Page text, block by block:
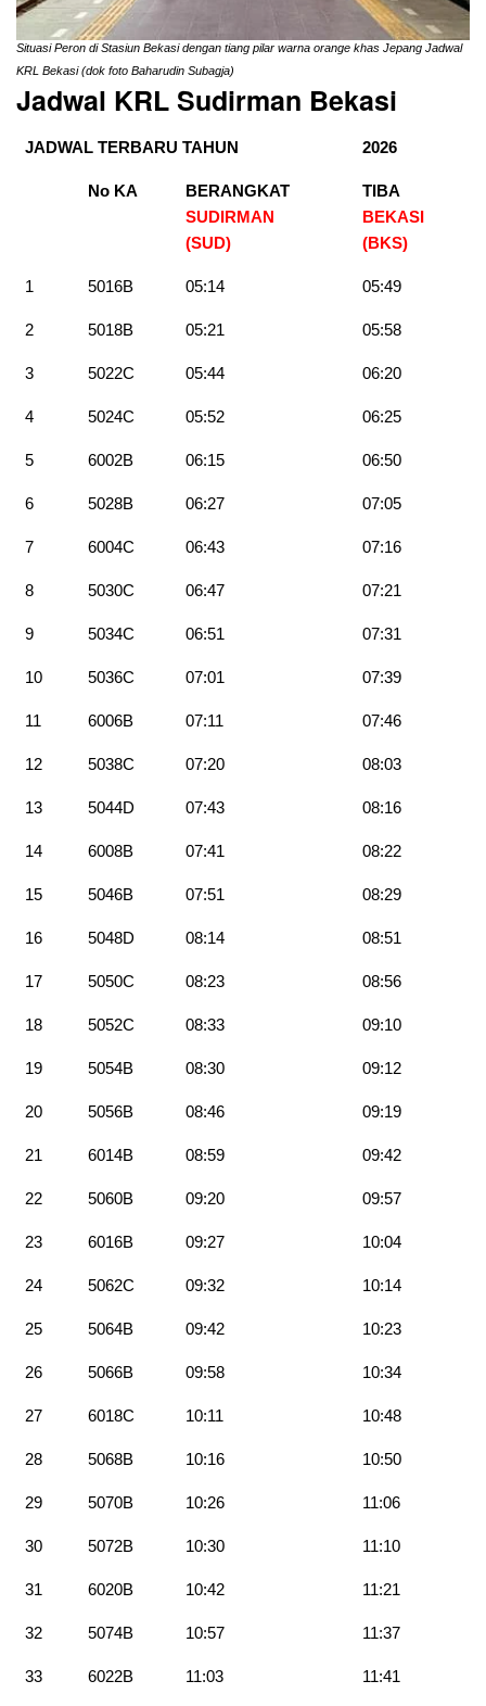
Situasi Peron di Stasiun Bekasi dengan tiang pilar warna orange khas Jepang Jadwal
KRL Bekasi (dok foto Baharudin Subagja)
Jadwal KRL Sudirman Bekasi
JADWAL TERBARU TAHUN 2026
No KA
BERANGKAT
SUDIRMAN
(SUD)
TIBA
BEKASI
(BKS)
1 5016B 05:14 05:49
2 5018B 05:21 05:58
3 5022C 05:44 06:20
4 5024C 05:52 06:25
5 6002B 06:15 06:50
6 5028B 06:27 07:05
7 6004C 06:43 07:16
8 5030C 06:47 07:21
9 5034C 06:51 07:31
10 5036C 07:01 07:39
11 6006B 07:11 07:46
12 5038C 07:20 08:03
13 5044D 07:43 08:16
14 6008B 07:41 08:22
15 5046B 07:51 08:29
16 5048D 08:14 08:51
17 5050C 08:23 08:56
18 5052C 08:33 09:10
19 5054B 08:30 09:12
20 5056B 08:46 09:19
21 6014B 08:59 09:42
22 5060B 09:20 09:57
23 6016B 09:27 10:04
24 5062C 09:32 10:14
25 5064B 09:42 10:23
26 5066B 09:58 10:34
27 6018C 10:11 10:48
28 5068B 10:16 10:50
29 5070B 10:26 11:06
30 5072B 10:30 11:10
31 6020B 10:42 11:21
32 5074B 10:57 11:37
33 6022B 11:03 11:41